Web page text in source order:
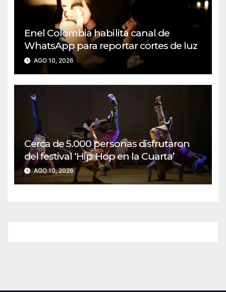
Enel Colombia habilita canal de
WhatsApp para reportar cortes de luz
AGO 10, 2026
Cerca de 5.000 personas disfrutaron
del festival ‘Hip Hop en la Cuarta’
AGO 10, 2026